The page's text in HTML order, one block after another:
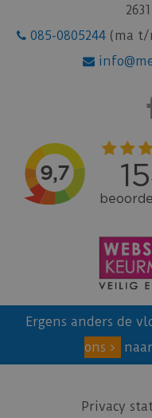
085-0805244 (ma t/
Ergens anders de
ons
Privacy